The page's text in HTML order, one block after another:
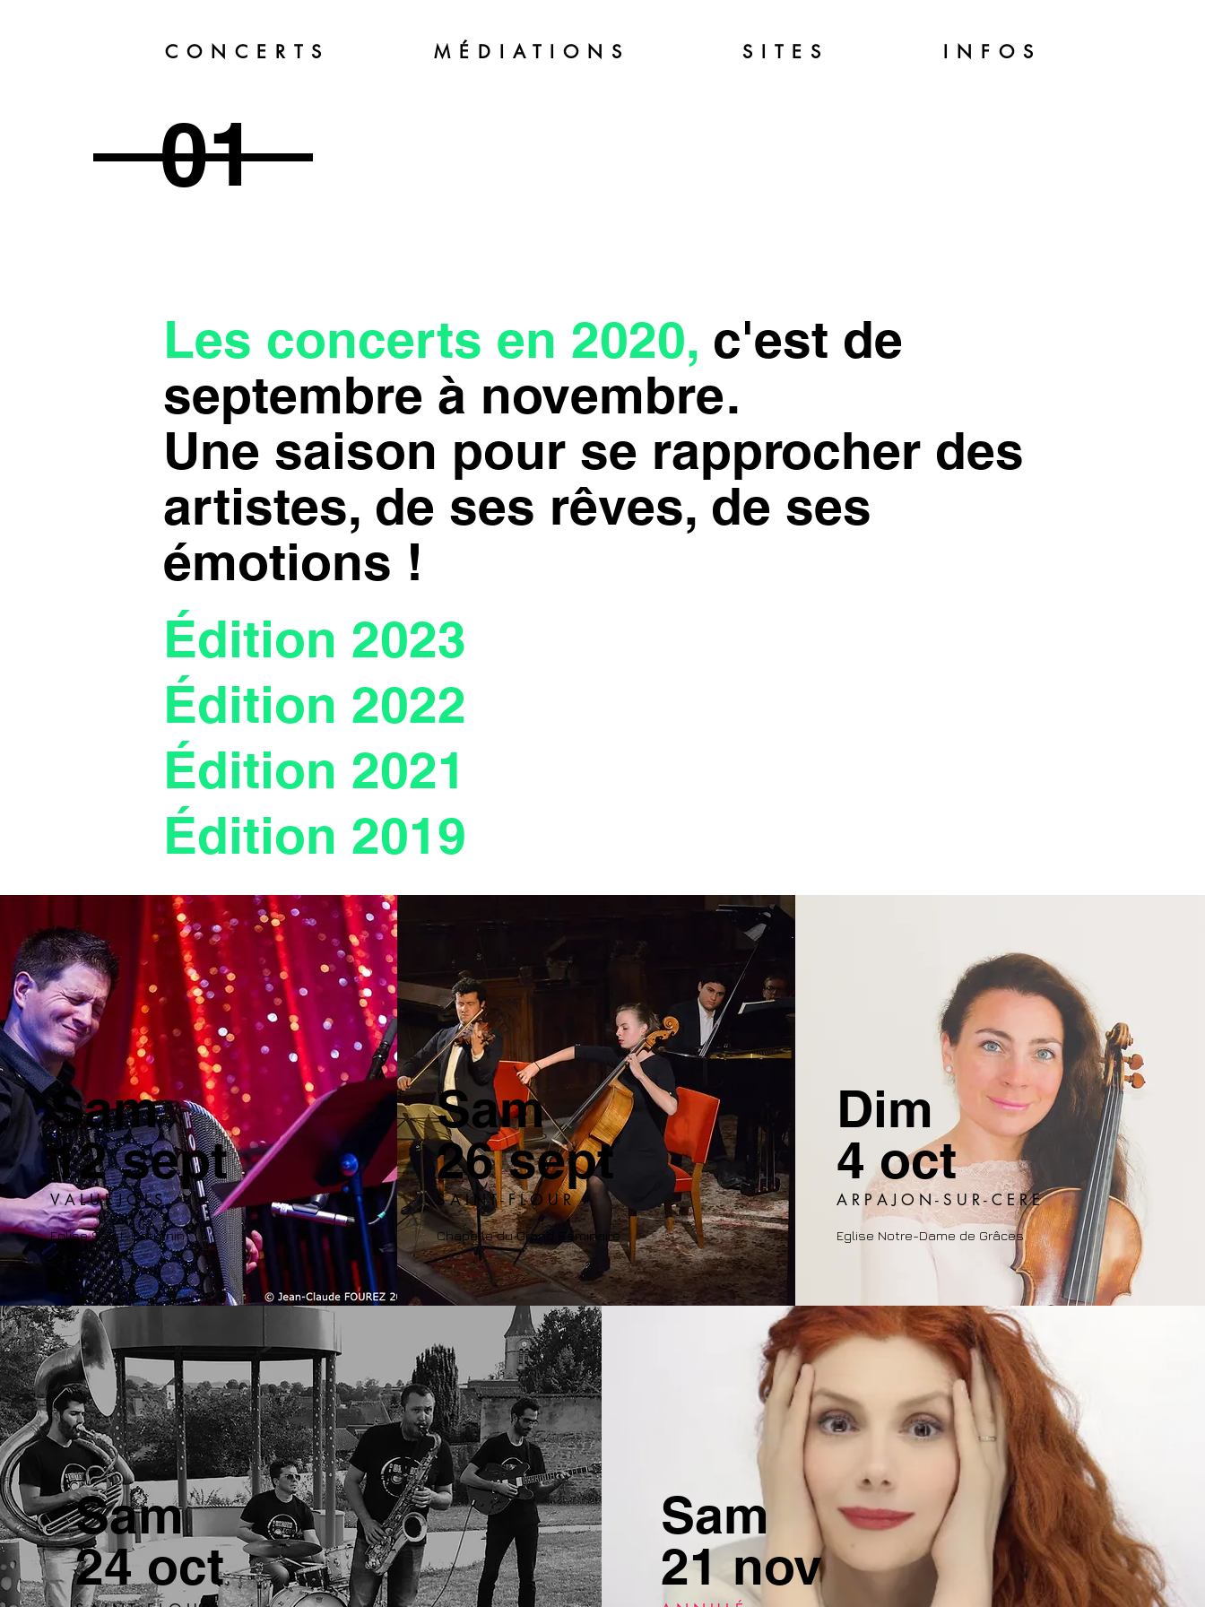
CONCERTS MÉDIATIONS SITES INFOS
01
Les concerts en 2020, c'est de
septembre à novembre.
Une saison pour se rapprocher des
artistes, de ses rêves, de ses
émotions !
Édition 2023
Édition 2022
Édition 2021
Édition 2019
Sam
12 sept
V A L U E J O L S
Eglise Saint-Saturnin
Sam
26 sept
S A I N T - F L O U R
Chapelle du Grand Séminaire
Dim
4 oct
A R P A J O N - S U R - C E R E
Eglise Notre-Dame de Grâces
Sam
24 oct
Sam
21 nov